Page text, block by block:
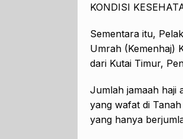
KONDISI
Sementara itu,
Umrah (Kemenhaj)
dari Kutai Timur,
Jumlah jamaah haji
yang wafat di
yang hanya